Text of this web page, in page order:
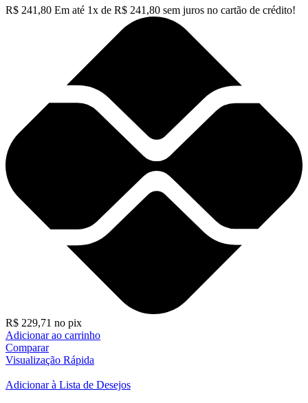
R$ 241,80 Em até 1x de R$ 241,80 sem juros no cartão de crédito!
R$ 229,71 no pix
Adicionar ao carrinho
Comparar
Visualização Rápida
Adicionar à Lista de Desejos